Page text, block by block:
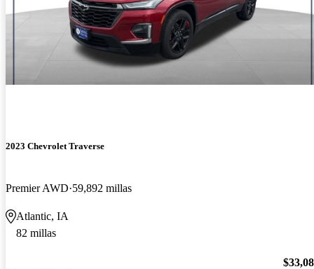
2023 Chevrolet Traverse
Premier AWD 59,892 millas
Atlantic, IA
82 millas